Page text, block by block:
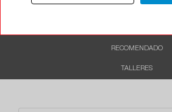
RECOMENDADO
TALLERES